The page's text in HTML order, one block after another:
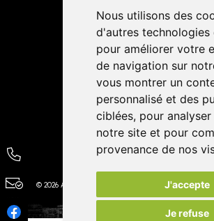
Nous utilisons des
d'autres technologies
pour améliorer votre
de navigation sur
vous montrer un
personnalisé et des
ciblées, pour
notre site et pour
provenance de nos
J'accepte
Je refuse
4,4 / 5 65 avis
© 2026 Autour de la Pharmacie Tous droits